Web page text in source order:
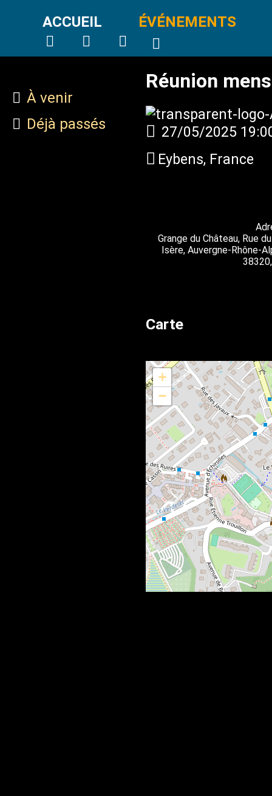
ACCUEIL ÉVÉNEMENTS
À venir
Déjà passés
Réunion
27/05/2025
Eybens, France
Grange du Château, Rue
Isère, Auvergne-Rhône-
Carte
+
−